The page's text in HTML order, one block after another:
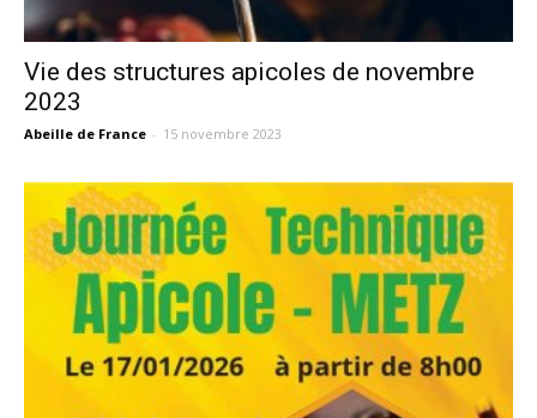
Vie des structures apicoles de novembre
2023
Abeille de France - 15 novembre 2023